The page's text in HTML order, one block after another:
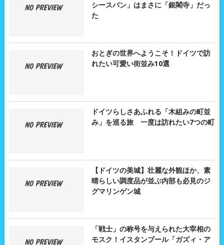
シースパン」はまさに「銀閣寺」だっ
た
おとぎの世界へようこそ！ドイツで訪
れたい可愛い街並み10選
ドイツらしさあふれる「木組みの町並
み」を巡る旅 一度は訪れたい7つの町
【ドイツの美城】壮麗な外観ほか、素
晴らしい調度品が並ぶ内部も必見のジ
グマリンゲン城
「戦士」の称号を与えられた大宰相の
モスク！イスタンブール「ガズィ・ア